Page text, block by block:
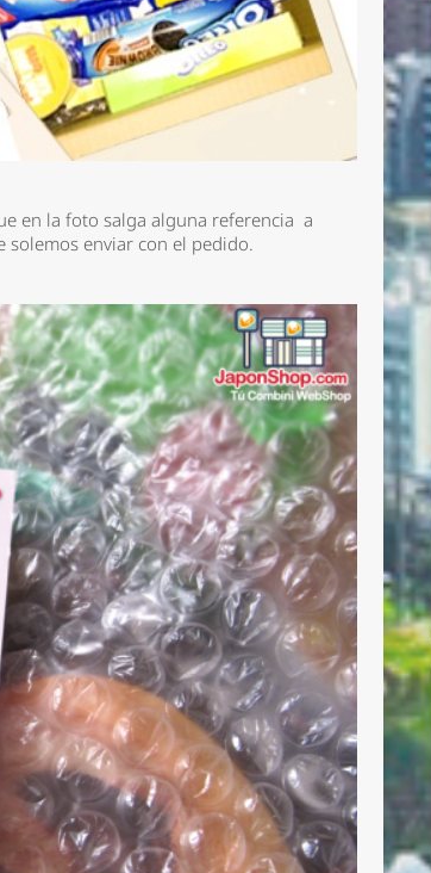
en la foto salga alguna referencia a
solemos enviar con el pedido.
Enviar